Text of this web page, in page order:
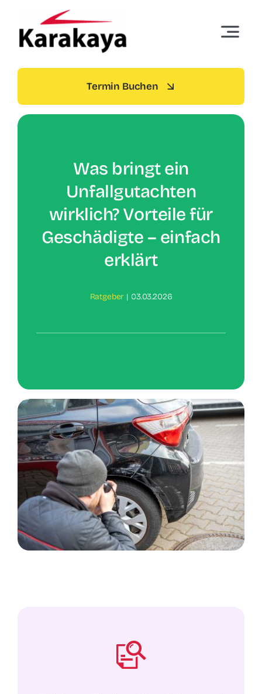
content
Toggle
Termin buchen
Dienstleistungen
Termin Buchen
Was bringt ein
Unfallgutachten
wirklich? Vorteile für
Geschädigte – einfach
erklärt
Ratgeber | 03.03.2026